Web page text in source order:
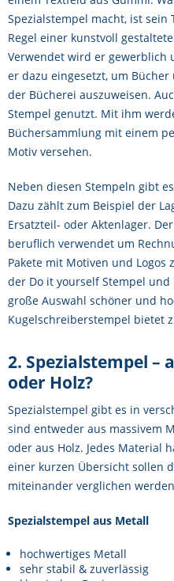
Spezialstempel macht, ist
Regel einer kunstvoll
Verwendet wird er gewerblich
er dazu eingesetzt, um
der Bücherei auszuweisen.
Stempel genutzt. Mit ihm
Büchersammlung mit einem
Motiv versehen.
Neben diesen Stempeln gibt
Dazu zählt zum Beispiel der
Ersatzteil- oder Aktenlager. Der
beruflich verwendet um
Pakete mit Motiven und
der Do it yourself Stempel
große Auswahl schöner und
Kugelschreiberstempel bietet
2. Spezialstempel –
oder Holz?
Spezialstempel gibt es in
sind entweder aus massivem
oder aus Holz. Jedes Material
einer kurzen Übersicht sollen
miteinander verglichen
Spezialstempel aus Metall
hochwertiges Metall
sehr stabil & zuverlässig